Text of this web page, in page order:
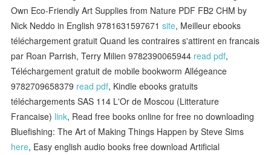
Own Eco-Friendly Art Supplies from Nature PDF FB2 CHM by
Nick Neddo in English 9781631597671site, Meilleur ebooks
téléchargement gratuit Quand les contraires s'attirent en francais
par Roan Parrish, Terry Milien 9782390065944 read pdf,
Téléchargement gratuit de mobile bookworm Allégeance
9782709658379 read pdf, Kindle ebooks gratuits
téléchargements SAS 114 L'Or de Moscou (Litterature
Francaise) link, Read free books online for free no downloading
Bluefishing: The Art of Making Things Happen by Steve Sims
here, Easy english audio books free download Artificial